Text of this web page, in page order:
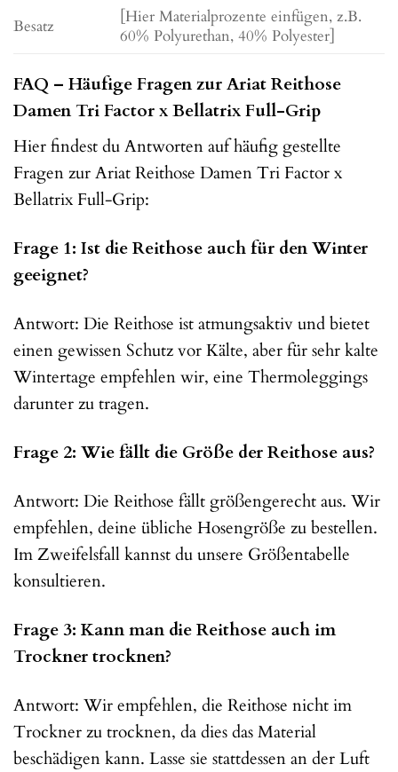
Besatz
[Hier Materialprozente einfügen, z.B.
60% Polyurethan, 40% Polyester]
FAQ – Häufige Fragen zur Ariat Reithose
Damen Tri Factor x Bellatrix Full-Grip
Hier findest du Antworten auf häufig gestellte
Fragen zur Ariat Reithose Damen Tri Factor x
Bellatrix Full-Grip:
Frage 1: Ist die Reithose auch für den Winter
geeignet?
Antwort: Die Reithose ist atmungsaktiv und bietet
einen gewissen Schutz vor Kälte, aber für sehr kalte
Wintertage empfehlen wir, eine Thermoleggings
darunter zu tragen.
Frage 2: Wie fällt die Größe der Reithose aus?
Antwort: Die Reithose fällt größengerecht aus. Wir
empfehlen, deine übliche Hosengröße zu bestellen.
Im Zweifelsfall kannst du unsere Größentabelle
konsultieren.
Frage 3: Kann man die Reithose auch im
Trockner trocknen?
Antwort: Wir empfehlen, die Reithose nicht im
Trockner zu trocknen, da dies das Material
beschädigen kann. Lasse sie stattdessen an der Luft